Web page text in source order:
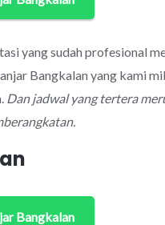
yang sudah profesional
Bangkalan yang kami
Dan jadwal yang tertera
Bangkalan